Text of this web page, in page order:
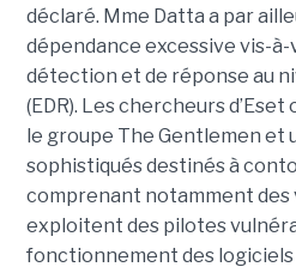
déclaré. Mme Datta a par
dépendance excessive vis-à-
détection et de réponse au
(EDR). Les chercheurs
le groupe The Gentlemen et
sophistiqués destinés à
comprenant notamment des
exploitent des pilotes
fonctionnement des logiciels